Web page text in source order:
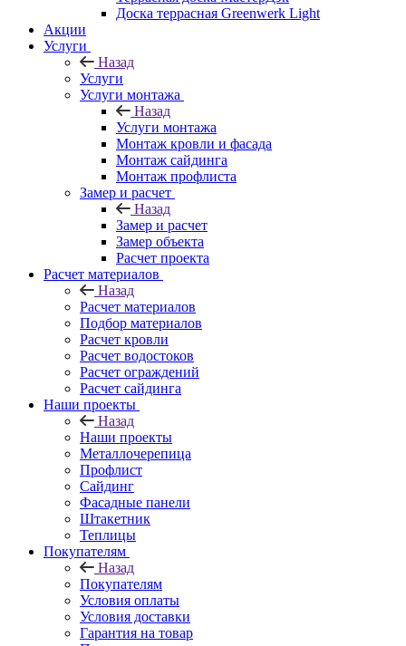
Доска террасная Greenwerk Light
Акции
Услуги
Назад
Услуги
Услуги монтажа
Назад
Услуги монтажа
Монтаж кровли и фасада
Монтаж сайдинга
Монтаж профлиста
Замер и расчет
Назад
Замер и расчет
Замер объекта
Расчет проекта
Расчет материалов
Назад
Расчет материалов
Подбор материалов
Расчет кровли
Расчет водостоков
Расчет ограждений
Расчет сайдинга
Наши проекты
Назад
Наши проекты
Металлочерепица
Профлист
Сайдинг
Фасадные панели
Штакетник
Теплицы
Покупателям
Назад
Покупателям
Условия оплаты
Условия доставки
Гарантия на товар